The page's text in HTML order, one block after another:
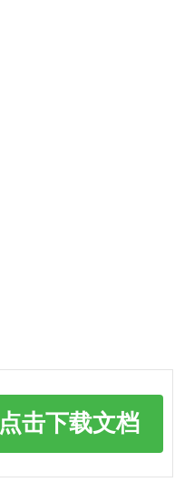
点击下载文档